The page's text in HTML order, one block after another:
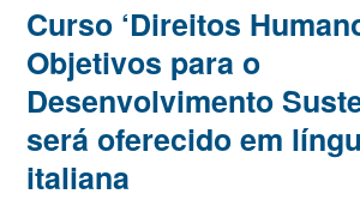
Curso ‘Direitos
Objetivos para o
Desenvolvimento
será oferecido em
italiana